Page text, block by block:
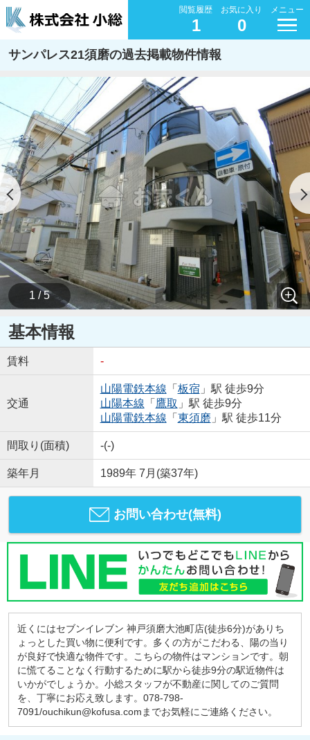
閲覧履歴
1
お気に入り
0
メニュー
サンパレス21須磨の過去掲載物件情報
1 / 5
基本情報
賃料 -
交通
山陽電鉄本線 「 板宿 」駅 徒歩9分
山陽本線 「 鷹取 」駅 徒歩9分
山陽電鉄本線 「 東須磨 」駅 徒歩11分
間取り(面積) -(-)
築年月 1989年 7月(築37年)
お問い合わせ(無料)
近くにはセブンイレブン 神戸須磨大池町店(徒歩6分)がありち
ょっとした買い物に便利です。多くの方がこだわる、陽の当り
が良好で快適な物件です。こちらの物件はマンションです。朝
に慌てることなく行動するために駅から徒歩9分の駅近物件は
いかがでしょうか。小総スタッフが不動産に関してのご質問
を、丁寧にお応え致します。078-798-
7091/ouchikun@kofusa.comまでお気軽にご連絡ください。